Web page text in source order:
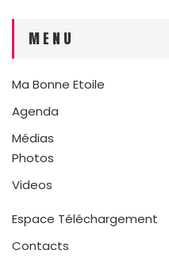
MENU
Ma Bonne Etoile
Agenda
Médias
Photos
Videos
Espace Téléchargement
Contacts